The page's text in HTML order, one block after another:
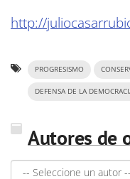
http://
PROGRESISMO
DEFENSA DE LA
Autores de